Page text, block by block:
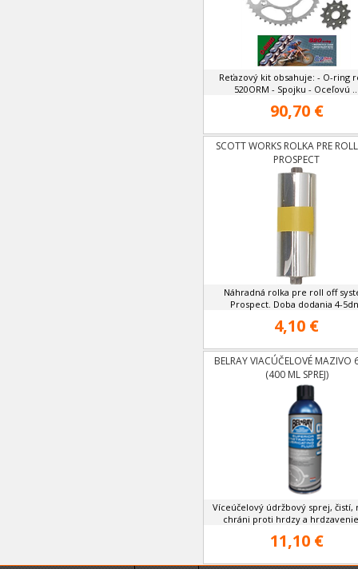
Reťazový kit obsahuje: - O-ring
520ORM - Spojku - Oceľovú
90,70 €
SCOTT WORKS ROLKA PRE
PROSPECT
Náhradná rolka pre roll off
Prospect. Doba dodania 4-
4,10 €
BELRAY VIACÚČELOVÉ MAZIVO
(400 ML SPREJ)
Víceúčelový údržbový sprej, čistí,
chráni proti hrdzy a
11,10 €